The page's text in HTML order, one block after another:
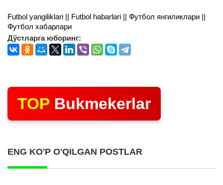
Futbol yangiliklari || Futbol habarlari || Футбол янгиликлари ||
Футбол хабарлари
Дўстларга юборинг:
TOP Bukmekerlar
ENG KO'P O'QILGAN POSTLAR